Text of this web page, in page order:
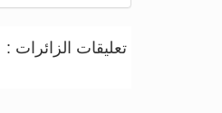
تعليقات الزائرات :